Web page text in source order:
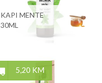
KAPI MENTE
30ML
5,20 KM